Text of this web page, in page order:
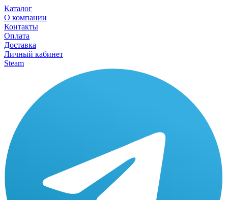
Каталог
О компании
Контакты
Оплата
Доставка
Личный кабинет
Steam